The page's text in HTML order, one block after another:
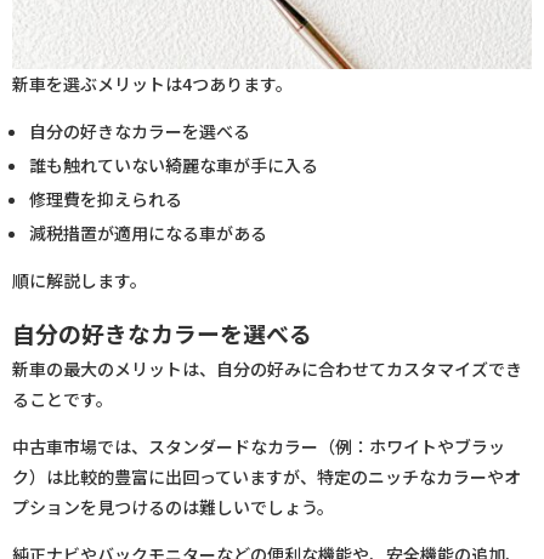
新車を選ぶメリットは4つあります。
自分の好きなカラーを選べる
誰も触れていない綺麗な車が手に入る
修理費を抑えられる
減税措置が適用になる車がある
順に解説します。
自分の好きなカラーを選べる
新車の最大のメリットは、自分の好みに合わせてカスタマイズでき
ることです。
中古車市場では、スタンダードなカラー（例：ホワイトやブラッ
ク）は比較的豊富に出回っていますが、特定のニッチなカラーやオ
プションを見つけるのは難しいでしょう。
純正ナビやバックモニターなどの便利な機能や、安全機能の追加、